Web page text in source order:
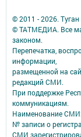
© 2011 - 2026.
© ТАТМЕДИА. Все
законом.
Перепечатка,
информации,
размещенной на
редакций СМИ.
При поддержке
коммуникациям.
Наименование СМИ:
№ записи о
СМИ